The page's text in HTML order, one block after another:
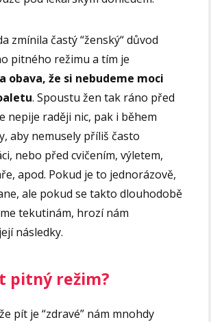
zmínila častý “ženský“ důvod
pitného režimu a tím je
obava, že si nebudeme moci
. Spoustu žen tak ráno před
nepije raději nic, pak i během
aby nemusely příliš často
nebo před cvičením, výletem,
apod. Pokud je to jednorázově,
ale pokud se takto dlouhodobě
tekutinám, hrozí nám
následky.
pitný režim?
pít je “zdravé” nám mnohdy